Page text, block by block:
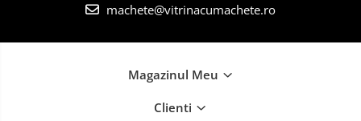
machete@vitrinacumachete.ro
Magazinul Meu
Clienti